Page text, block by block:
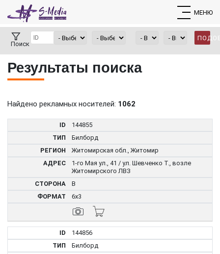
МЕНЮ
Поиск
Результаты поиска
Найдено рекламных носителей: 1062
144855
Билборд
Житомирская обл., Житомир
1-го Мая ул., 41 / ул. Шевченко Т., возле
Житомирского ЛВЗ
B
6x3
144856
Билборд